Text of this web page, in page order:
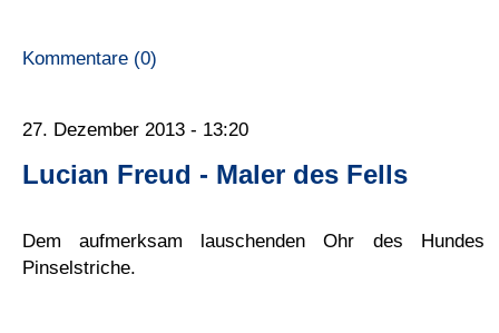
Kommentare (0)
27. Dezember 2013 - 13:20
Lucian Freud - Maler des Fells
Dem aufmerksam lauschenden Ohr des
Pinselstriche.